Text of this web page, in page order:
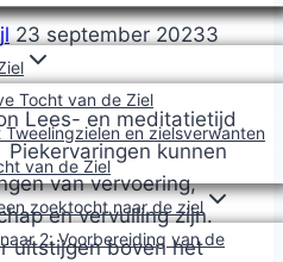
Tocht van de Ziel
en zielsverwanten
van de Ziel
zoektocht naar de ziel
2: Voorbereiding van de
23 september 20233
Lees- en meditatietijd
kunnen
van vervoering,
en vervulling zijn.
uitstijgen boven het